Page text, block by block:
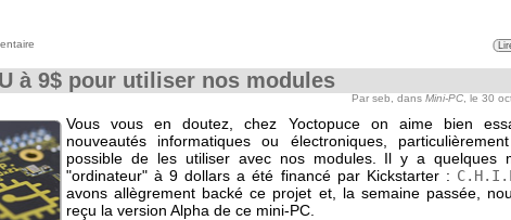
à 9$ pour utiliser nos modules
Par seb, dans Mini-PC , le 30
Vous vous en doutez, chez Yoctopuce on aime bien
nouveautés informatiques ou électroniques,
possible de les utiliser avec nos modules. Il y a quelques
"ordinateur" à 9 dollars a été financé par Kickstarter :
avons allègrement backé ce projet et, la semaine passée,
reçu la version Alpha de ce mini-PC.